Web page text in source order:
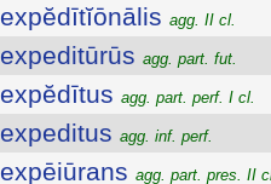
expĕdītĭōnālis agg. II cl.
expeditūrūs agg. part. fut.
expĕdītus agg. part. perf. I cl.
expeditus agg. inf. perf.
expēiūrans agg. part. pres. II